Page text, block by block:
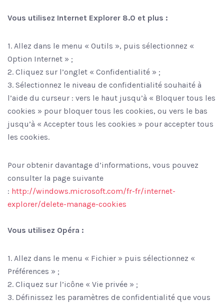
Vous utilisez Internet Explorer 8.0 et plus :
1. Allez dans le menu « Outils », puis sélectionnez «
Option Internet » ;
2. Cliquez sur l’onglet « Confidentialité » ;
3. Sélectionnez le niveau de confidentialité souhaité à
l’aide du curseur : vers le haut jusqu’à « Bloquer tous les
cookies » pour bloquer tous les cookies, ou vers le bas
jusqu’à « Accepter tous les cookies » pour accepter tous
les cookies.
Pour obtenir davantage d’informations, vous pouvez
consulter la page suivante
: http://windows.microsoft.com/fr-fr/internet-
explorer/delete-manage-cookies
Vous utilisez Opéra :
1. Allez dans le menu « Fichier » puis sélectionnez «
Préférences » ;
2. Cliquez sur l’icône « Vie privée » ;
3. Définissez les paramètres de confidentialité que vous